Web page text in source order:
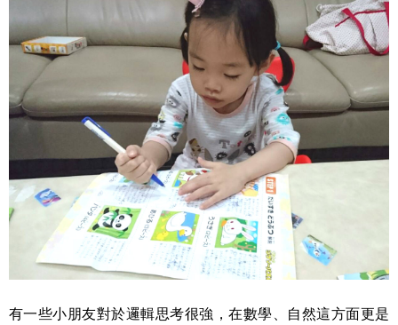
有一些小朋友對於邏輯思考很強，在數學、自然這方面更是